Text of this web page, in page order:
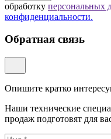
обработку персональных
конфиденциальности.
Обратная связь
Опишите кратко
Наши технические
продаж подготовят для